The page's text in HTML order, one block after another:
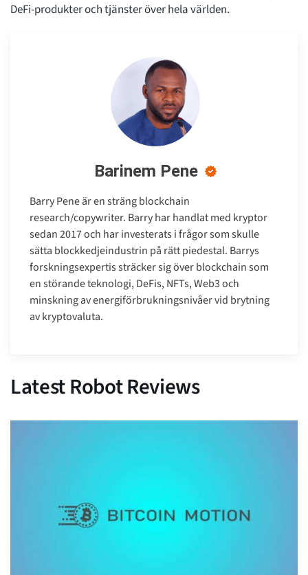
DeFi-produkter och tjänster över hela världen.
Barinem Pene
Barry Pene är en sträng blockchain
research/copywriter. Barry har handlat med kryptor
sedan 2017 och har investerats i frågor som skulle
sätta blockkedjeindustrin på rätt piedestal. Barrys
forskningsexpertis sträcker sig över blockchain som
en störande teknologi, DeFis, NFTs, Web3 och
minskning av energiförbrukningsnivåer vid brytning
av kryptovaluta.
Latest Robot Reviews